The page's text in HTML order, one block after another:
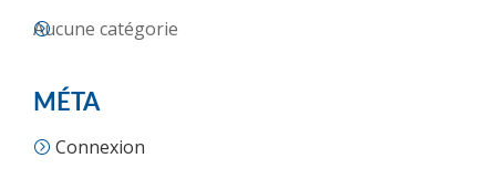
Aucune catégorie
MÉTA
Connexion